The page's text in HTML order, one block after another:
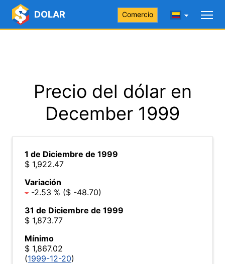
DOLAR Comercio
Precio del dólar en
December 1999
1 de Diciembre de 1999
$ 1,922.47
Variación
-2.53 % ($ -48.70)
31 de Diciembre de 1999
$ 1,873.77
Mínimo
$ 1,867.02
(1999-12-20)